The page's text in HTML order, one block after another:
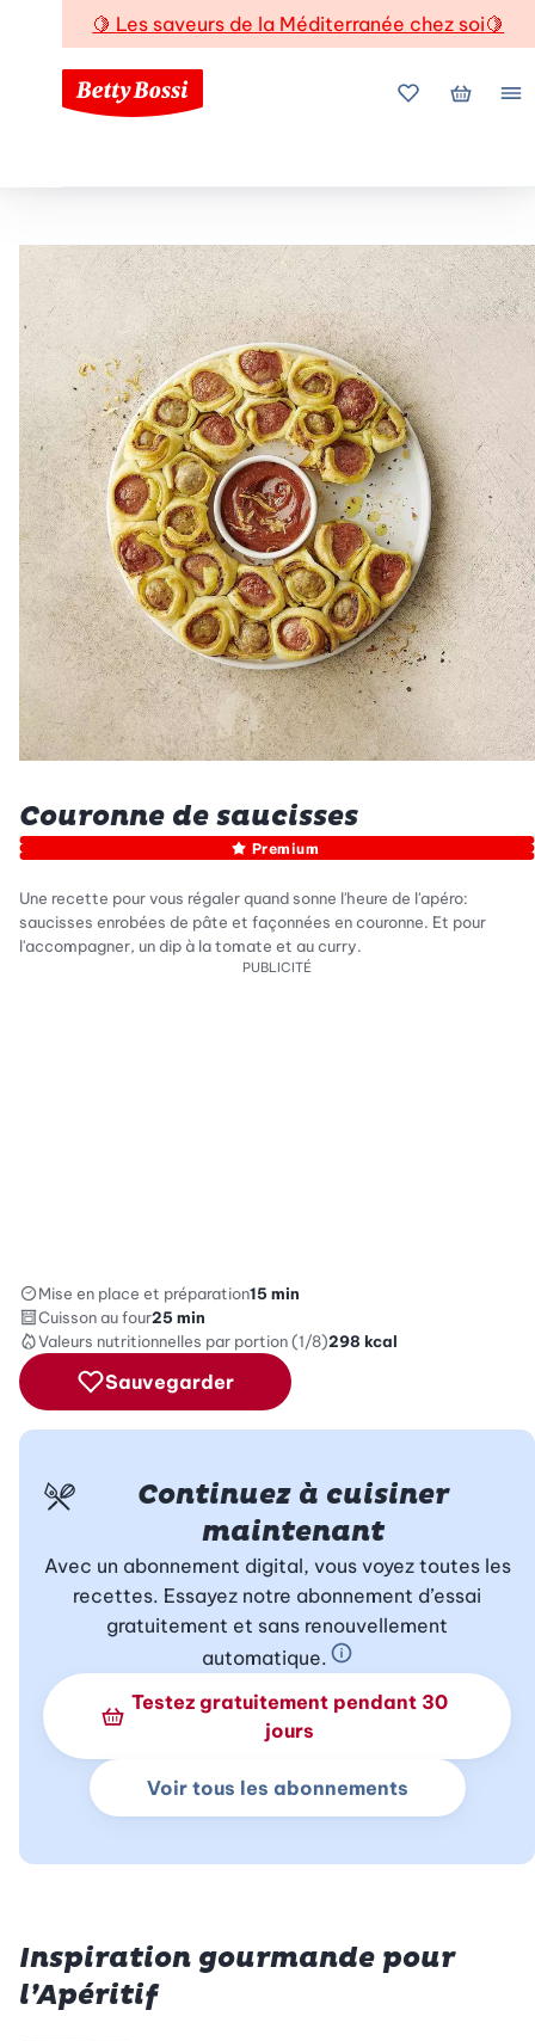
🍋 Les saveurs de la Méditerranée chez soi🍋
Mes favoris
Mon
Couronne de saucisses
Premium
Une recette pour vous régaler quand sonne l'heure de l'apéro:
saucisses enrobées de pâte et façonnées en couronne. Et pour
l'accompagner, un dip à la tomate et au curry.
PUBLICITÉ
Mise en place et préparation15 min
Cuisson au four25 min
Valeurs nutritionnelles par portion (1/8)298 kcal
Sauvegarder
Continuez à cuisiner
maintenant
Avec un abonnement digital, vous voyez toutes les
recettes. Essayez notre abonnement d’essai
gratuitement et sans renouvellement
automatique. En savoir plus sur
Testez gratuitement pendant 30
jours
Voir tous les abonnements
Inspiration gourmande pour
l’Apéritif